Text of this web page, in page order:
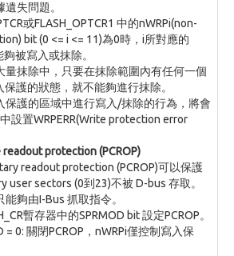
失問題。
或FLASH_OPTCR1 中的nWRPi(non-
bit (0 <= i <= 11)為0時，i所對應的
被寫入或抹除。
量抹除中，只要在抹除範圍內有任何一個
護的狀態，就不能夠進行抹除。
保護的區域中進行寫入/抹除的行為，將會
中設置WRPERR(Write protection error
protection (PCROP)
readout protection (PCROP)可以保護
user sectors (0到23)不被 D-bus 存取。
夠由I-Bus 抓取指令。
暫存器中的SPRMOD bit 設定PCROP。
= 0: 關閉PCROP，nWRPi僅控制寫入保